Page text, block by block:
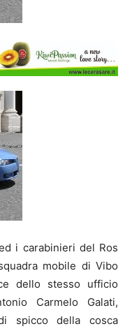
i carabinieri del Ros
mobile di Vibo
dello stesso ufficio
Carmelo Galati,
spicco della cosca